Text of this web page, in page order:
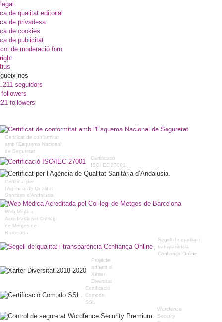
de qualitat editorial
de privadesa
de cookies
de publicitat
de moderació foro
nos
seguidors
followers
followers
Certificat de conformitat
amb l'Esquema Nacional
de Seguretat
Certificació
ISO/IEC 27001
Certificat per
l’Agència de Qualitat
Sanitària d’Andalusia
Web Mèdica
Acreditada pel Col·legi
de Metges de
Barcelona
Segell de qualitat i
transparència
Confiança Online
Projecte
adherit al
Xàrter
Diversitat
Certificació
Comodo
SSL
Wordfence
Security